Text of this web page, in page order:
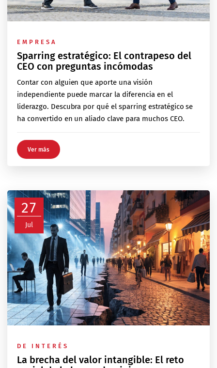
EMPRESA
Sparring estratégico: El contrapeso del
CEO con preguntas incómodas
Contar con alguien que aporte una visión
independiente puede marcar la diferencia en el
liderazgo. Descubra por qué el sparring estratégico se
ha convertido en un aliado clave para muchos CEO.
Ver más
27
Jul
DE INTERÉS
La brecha del valor intangible: El reto